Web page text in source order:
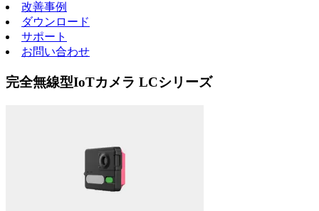
改善事例
ダウンロード
サポート
お問い合わせ
完全無線型IoTカメラ LCシリーズ